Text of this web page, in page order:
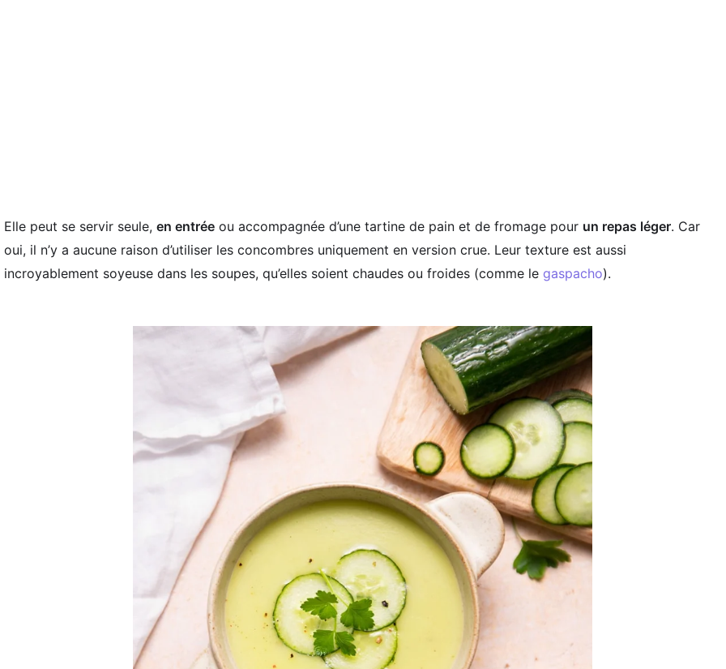
Elle peut se servir seule, en entrée ou accompagnée d’une tartine de pain et de fromage pour un repas léger. Car
oui, il n’y a aucune raison d’utiliser les concombres uniquement en version crue. Leur texture est aussi
incroyablement soyeuse dans les soupes, qu’elles soient chaudes ou froides (comme le gaspacho).